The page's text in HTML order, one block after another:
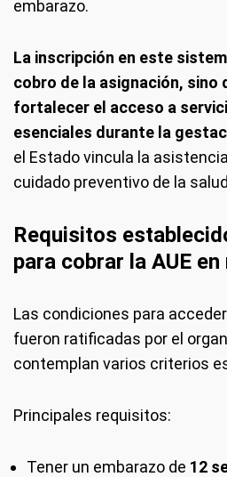
embarazo.
La inscripción en este
cobro de la asignación, sino
fortalecer el acceso a
esenciales durante la
el Estado vincula la
cuidado preventivo de la
Requisitos
para cobrar la AUE
Las condiciones para
fueron ratificadas por el
contemplan varios criterios
Principales requisitos:
Tener un embarazo de 12